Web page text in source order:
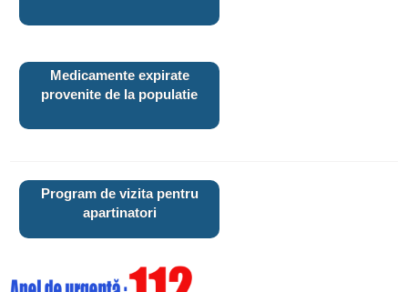
Medicamente expirate
provenite de la populatie
Program de vizita pentru
apartinatori